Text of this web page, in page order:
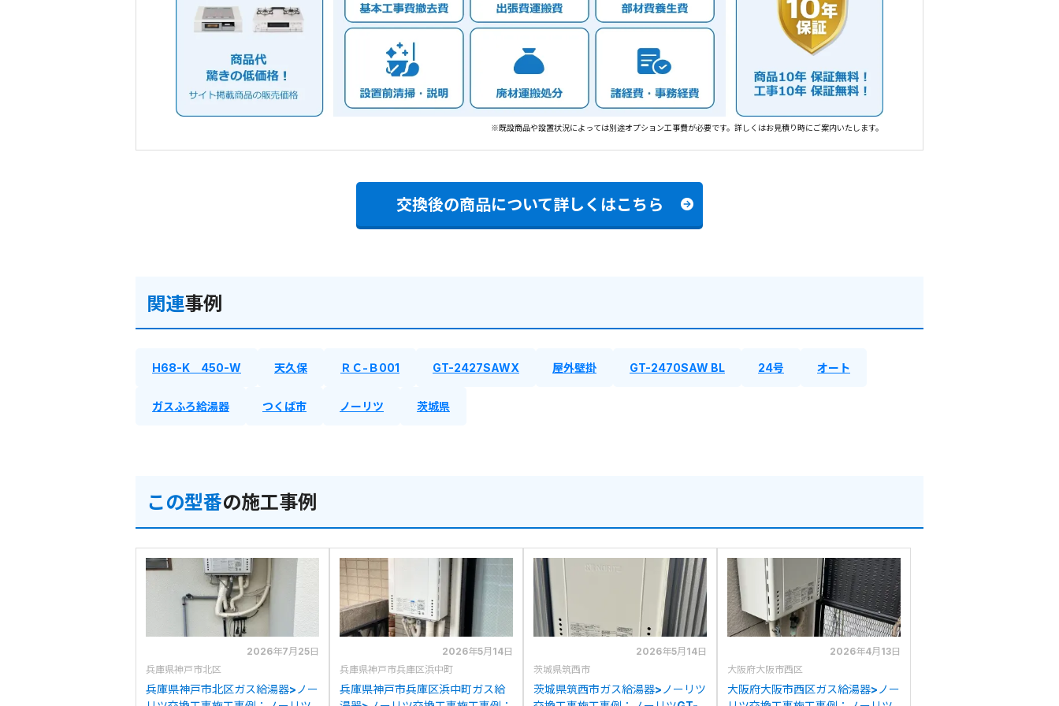
※既設商品や設置状況によっては別途オプション工事費が必要です。詳しくはお見積り時にご案内いたします。
交換後の商品について詳しくはこちら
関連事例
H68-K 450-W 天久保 ＲＣ-Ｂ001 GT-2427SAWX 屋外壁掛 GT-2470SAW BL 24号 オート
ガスふろ給湯器 つくば市 ノーリツ 茨城県
この型番の施工事例
2026年7月25日
兵庫県神戸市北区
兵庫県神戸市北区ガス給湯器>ノー
2026年5月14日
兵庫県神戸市兵庫区浜中町
兵庫県神戸市兵庫区浜中町ガス給
2026年5月14日
茨城県筑西市
茨城県筑西市ガス給湯器>ノーリツ
2026年4月13日
大阪府大阪市西区
大阪府大阪市西区ガス給湯器>ノー